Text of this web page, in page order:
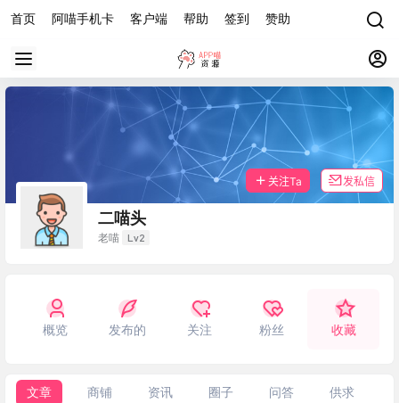
首页 阿喵手机卡 客户端 帮助 签到 赞助
二喵头
老喵 Lv2
关注Ta 发私信
概览 发布的 关注 粉丝 收藏
文章 商铺 资讯 圈子 问答 供求